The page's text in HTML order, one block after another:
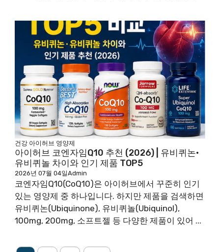
건강 아이허브 영양제
아이허브 코엔자임Q10 추천 (2026) | 유비퀴논·
유비퀴놀 차이와 인기 제품 TOP5
2026년 07월 04일Admin
코엔자임Q10(CoQ10)은 아이허브에서 꾸준히 인기
있는 영양제 중 하나입니다. 하지만 제품을 검색하면
유비퀴논(Ubiquinone), 유비퀴놀(Ubiquinol),
100mg, 200mg, 소프트젤 등 다양한 제품이 있어 ...